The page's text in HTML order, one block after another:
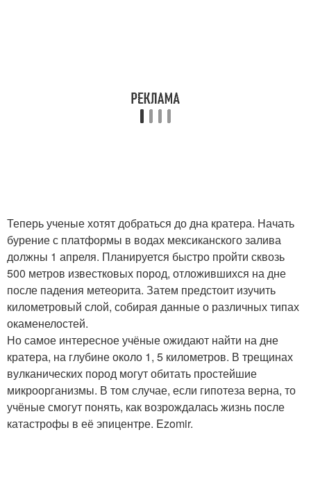
Теперь ученые хотят добраться до дна кратера. Начать
бурение с платформы в водах мексиканского залива
должны 1 апреля. Планируется быстро пройти сквозь
500 метров известковых пород, отложившихся на дне
после падения метеорита. Затем предстоит изучить
километровый слой, собирая данные о различных типах
окаменелостей.
Но самое интересное учёные ожидают найти на дне
кратера, на глубине около 1, 5 километров. В трещинах
вулканических пород могут обитать простейшие
микроорганизмы. В том случае, если гипотеза верна, то
учёные смогут понять, как возрождалась жизнь после
катастрофы в её эпицентре. Ezomir.